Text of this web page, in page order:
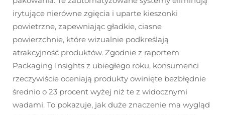
irytujące nierówne zgięcia i uparte kieszonki
powietrzne, zapewniając gładkie, ciasne
powierzchnie, które wizualnie podkreślają
atrakcyjność produktów. Zgodnie z raportem
Packaging Insights z ubiegłego roku, konsumenci
rzeczywiście oceniają produkty owinięte bezbłędnie
średnio o 23 procent wyżej niż te z widocznymi
wadami. To pokazuje, jak duże znaczenie ma wygląd